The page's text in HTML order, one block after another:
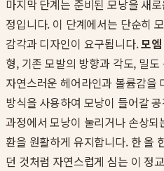
마지막 단계는 준비된 모낭을 새
정입니다. 이 단계에서는 단순히
감각과 디자인이 요구됩니다.모엠
형, 기존 모발의 방향과 각도, 밀
자연스러운 헤어라인과 볼륨감을
방식을 사용하여 모낭이 들어갈
과정에서 모낭이 눌리거나 손상
환을 원활하게 유지합니다. 한 올
던 것처럼 자연스럽게 심는 이 정